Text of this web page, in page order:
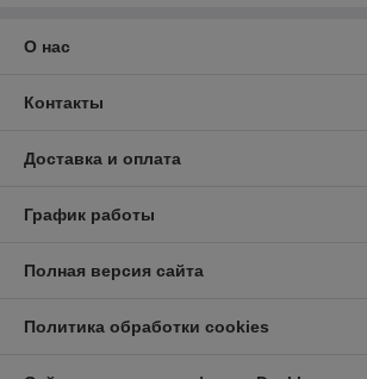
О нас
Контакты
Доставка и оплата
График работы
Полная версия сайта
Политика обработки cookies